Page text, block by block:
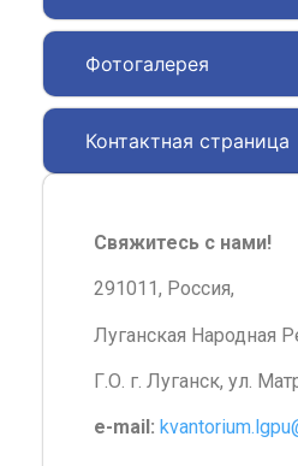
Фотогалерея
Контактная страница
Свяжитесь с нами!
291011, Россия,
Луганская Народная
Г.О. г. Луганск, ул.
e-mail: